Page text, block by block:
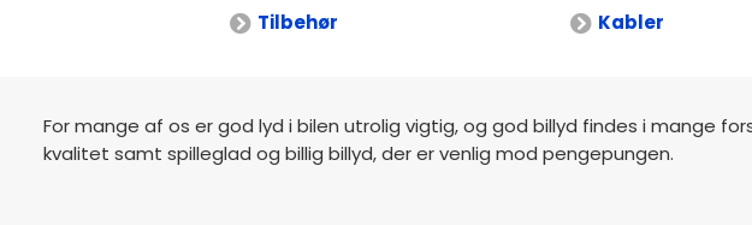
Tilbehør
Kabler
For mange af os er god lyd i bilen utrolig vigtig, og god billyd findes i mange
kvalitet samt spilleglad og billig billyd, der er venlig mod pengepungen.